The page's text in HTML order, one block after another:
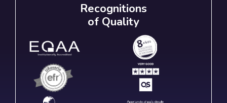
Recognitions
of Quality